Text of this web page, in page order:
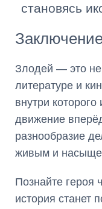
становясь
Злодей — это не
литературе и
внутри
движение
разнообразие
живым и
Познайте героя
история станет